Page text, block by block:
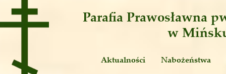
Parafia Prawosławna
w
Aktualności
Nabożeństwa